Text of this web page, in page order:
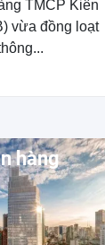
TMCP Kiên
vừa đồng loạt
hàng